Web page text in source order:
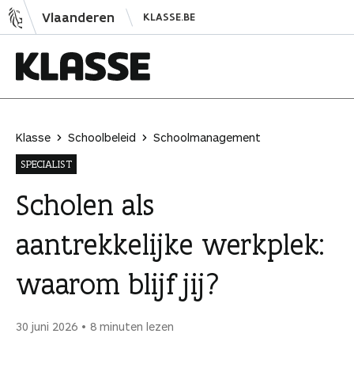
N
a
Vlaanderen KLASSE.BE
a
s
s
e
Klasse Schoolbeleid
Schoolmanagement
SPECIALIST
Scholen als
aantrekkelijke werkplek:
waarom blijf jij?
30 juni 2026 8 minuten lezen